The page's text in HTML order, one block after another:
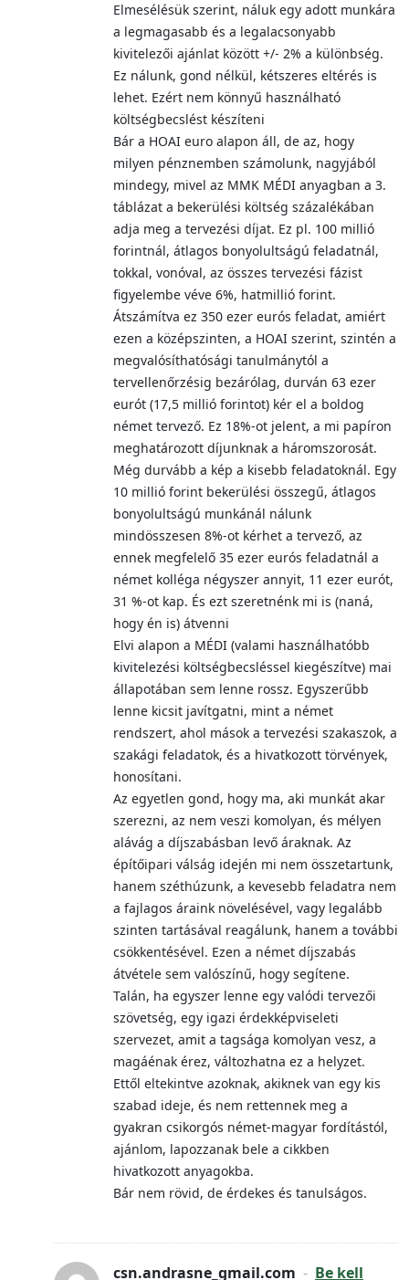
Elmesélésük szerint, náluk egy adott munkára
a legmagasabb és a legalacsonyabb
kivitelezői ajánlat között +/- 2% a különbség.
Ez nálunk, gond nélkül, kétszeres eltérés is
lehet. Ezért nem könnyű használható
költségbecslést készíteni
Bár a HOAI euro alapon áll, de az, hogy
milyen pénznemben számolunk, nagyjából
mindegy, mivel az MMK MÉDI anyagban a 3.
táblázat a bekerülési költség százalékában
adja meg a tervezési díjat. Ez pl. 100 millió
forintnál, átlagos bonyolultságú feladatnál,
tokkal, vonóval, az összes tervezési fázist
figyelembe véve 6%, hatmillió forint.
Átszámítva ez 350 ezer eurós feladat, amiért
ezen a középszinten, a HOAI szerint, szintén a
megvalósíthatósági tanulmánytól a
tervellenőrzésig bezárólag, durván 63 ezer
eurót (17,5 millió forintot) kér el a boldog
német tervező. Ez 18%-ot jelent, a mi papíron
meghatározott díjunknak a háromszorosát.
Még durvább a kép a kisebb feladatoknál. Egy
10 millió forint bekerülési összegű, átlagos
bonyolultságú munkánál nálunk
mindösszesen 8%-ot kérhet a tervező, az
ennek megfelelő 35 ezer eurós feladatnál a
német kolléga négyszer annyit, 11 ezer eurót,
31 %-ot kap. És ezt szeretnénk mi is (naná,
hogy én is) átvenni
Elvi alapon a MÉDI (valami használhatóbb
kivitelezési költségbecsléssel kiegészítve) mai
állapotában sem lenne rossz. Egyszerűbb
lenne kicsit javítgatni, mint a német
rendszert, ahol mások a tervezési szakaszok, a
szakági feladatok, és a hivatkozott törvények,
honosítani.
Az egyetlen gond, hogy ma, aki munkát akar
szerezni, az nem veszi komolyan, és mélyen
alávág a díjszabásban levő áraknak. Az
építőipari válság idején mi nem összetartunk,
hanem széthúzunk, a kevesebb feladatra nem
a fajlagos áraink növelésével, vagy legalább
szinten tartásával reagálunk, hanem a további
csökkentésével. Ezen a német díjszabás
átvétele sem valószínű, hogy segítene.
Talán, ha egyszer lenne egy valódi tervezői
szövetség, egy igazi érdekképviseleti
szervezet, amit a tagsága komolyan vesz, a
magáénak érez, változhatna ez a helyzet.
Ettől eltekintve azoknak, akiknek van egy kis
szabad ideje, és nem rettennek meg a
gyakran csikorgós német-magyar fordítástól,
ajánlom, lapozzanak bele a cikkben
hivatkozott anyagokba.
Bár nem rövid, de érdekes és tanulságos.
csn.andrasne_gmail.com - Be kell